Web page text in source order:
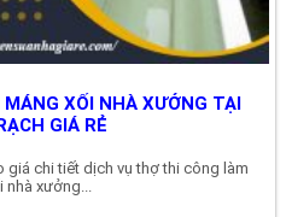
XỐI NHÀ XƯỞNG TẠI
GIÁ RẺ
chi tiết dịch vụ thợ thi công làm
nhà xưởng...